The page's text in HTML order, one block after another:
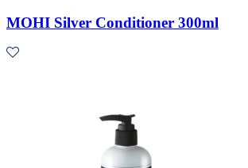
MOHI Silver Conditioner 300ml